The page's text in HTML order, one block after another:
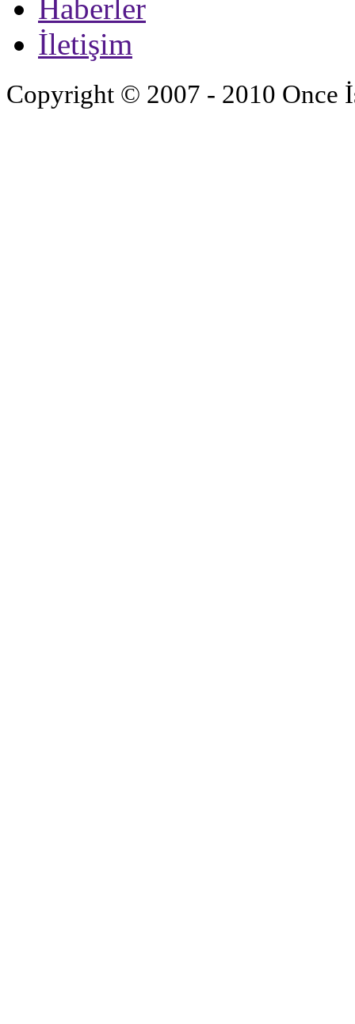
Haberler
İletişim
Copyright © 2007 - 2010 Once